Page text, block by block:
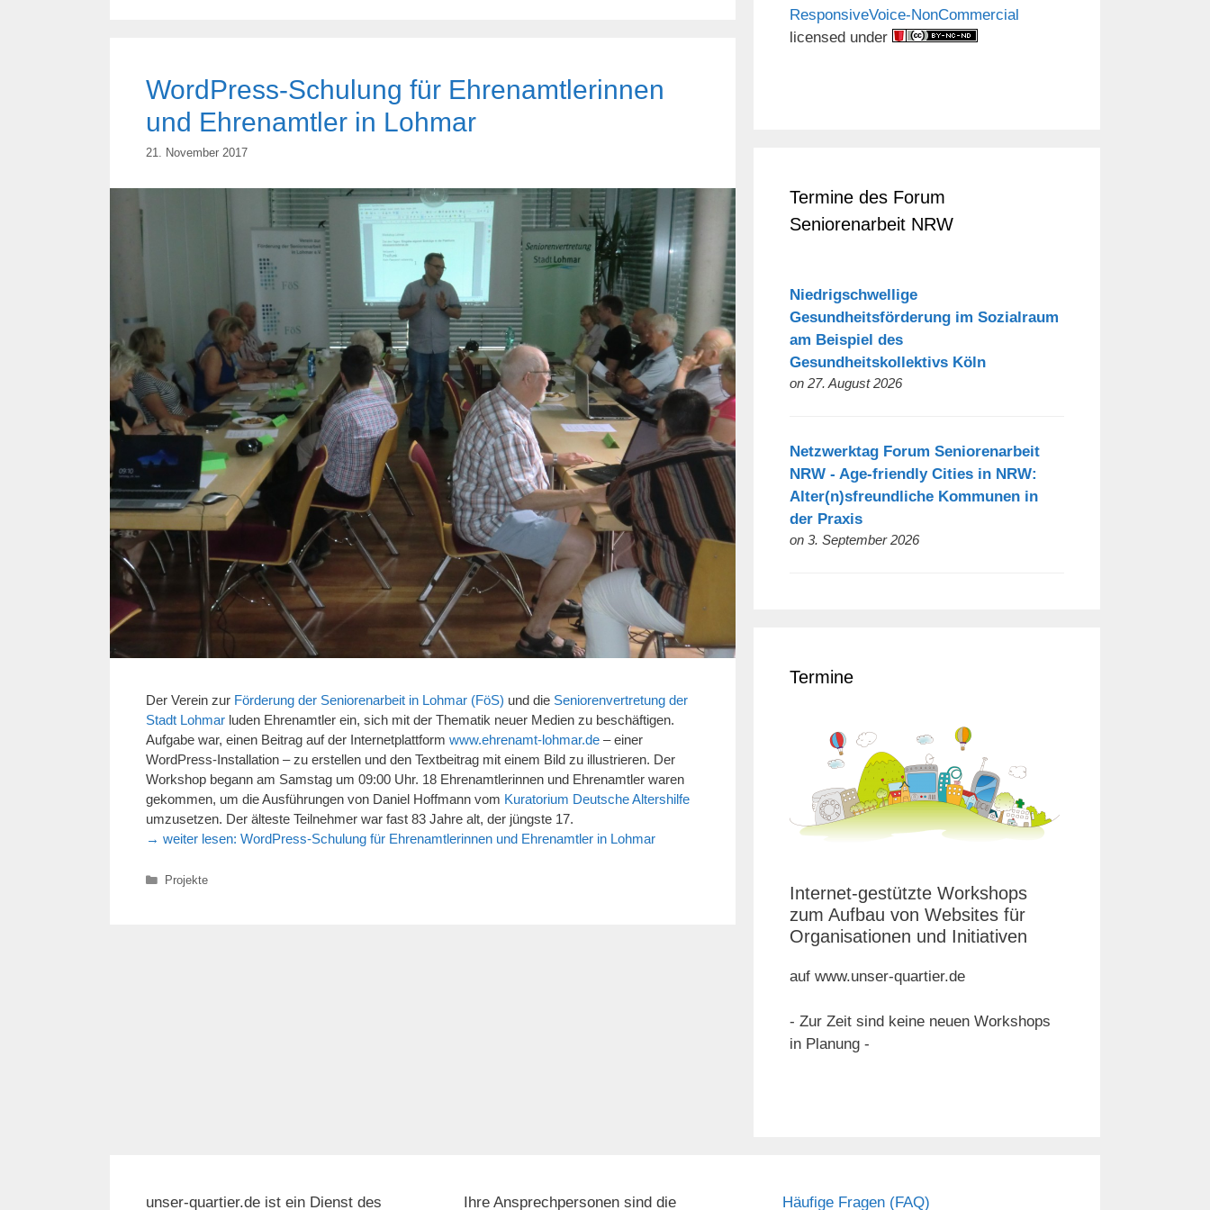
WordPress-Schulung für Ehrenamtlerinnen
und Ehrenamtler in Lohmar
21. November 2017
Der Verein zur Förderung der Seniorenarbeit in Lohmar (FöS) und die Seniorenvertretung der
Stadt Lohmar luden Ehrenamtler ein, sich mit der Thematik neuer Medien zu beschäftigen.
Aufgabe war, einen Beitrag auf der Internetplattform www.ehrenamt-lohmar.de – einer
WordPress-Installation – zu erstellen und den Textbeitrag mit einem Bild zu illustrieren. Der
Workshop begann am Samstag um 09:00 Uhr. 18 Ehrenamtlerinnen und Ehrenamtler waren
gekommen, um die Ausführungen von Daniel Hoffmann vom Kuratorium Deutsche Altershilfe
umzusetzen. Der älteste Teilnehmer war fast 83 Jahre alt, der jüngste 17.
→ weiter lesen: WordPress-Schulung für Ehrenamtlerinnen und Ehrenamtler in Lohmar
Kategorien
Projekte
ResponsiveVoice-NonCommercial
licensed under
Termine des Forum
Seniorenarbeit NRW
Niedrigschwellige
Gesundheitsförderung im Sozialraum
am Beispiel des
Gesundheitskollektivs Köln
on 27. August 2026
Netzwerktag Forum Seniorenarbeit
NRW - Age-friendly Cities in NRW:
Alter(n)sfreundliche Kommunen in
der Praxis
on 3. September 2026
Termine
Internet-gestützte Workshops
zum Aufbau von Websites für
Organisationen und Initiativen
auf www.unser-quartier.de
- Zur Zeit sind keine neuen Workshops
in Planung -
unser-quartier.de ist ein Dienst des Ihre Ansprechpersonen sind die Häufige Fragen (FAQ)